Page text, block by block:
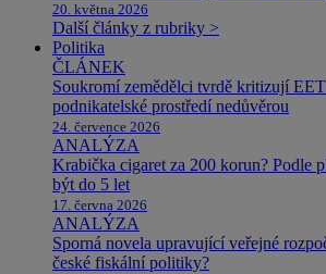
20. května 2026
Další články z rubriky >
Politika
ČLÁNEK
Soukromí zemědělci tvrdě kritizují
podnikatelské prostředí nedůvěrou
24. července 2026
ANALÝZA
Krabička cigaret za 200 korun? Podle
být do 5 let
17. června 2026
ANALÝZA
Sporná novela upravující veřejné
české fiskální politiky?